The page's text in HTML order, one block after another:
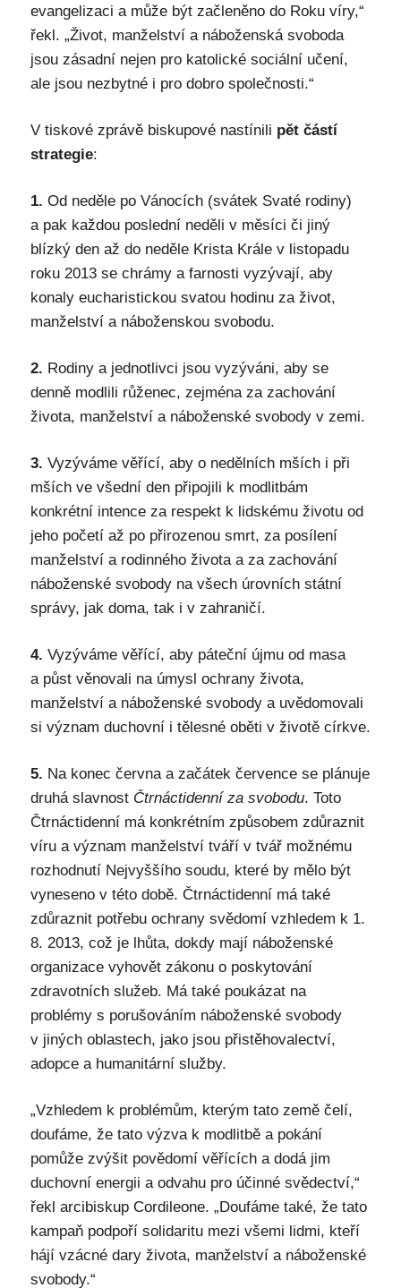
evangelizaci a může být začleněno do Roku víry,“
řekl. „Život, manželství a náboženská svoboda
jsou zásadní nejen pro katolické sociální učení,
ale jsou nezbytné i pro dobro společnosti.“
V tiskové zprávě biskupové nastínili pět částí
strategie:
1. Od neděle po Vánocích (svátek Svaté rodiny)
a pak každou poslední neděli v měsíci či jiný
blízký den až do neděle Krista Krále v listopadu
roku 2013 se chrámy a farnosti vyzývají, aby
konaly eucharistickou svatou hodinu za život,
manželství a náboženskou svobodu.
2. Rodiny a jednotlivci jsou vyzýváni, aby se
denně modlili růženec, zejména za zachování
života, manželství a náboženské svobody v zemi.
3. Vyzýváme věřící, aby o nedělních mších i při
mších ve všední den připojili k modlitbám
konkrétní intence za respekt k lidskému životu od
jeho početí až po přirozenou smrt, za posílení
manželství a rodinného života a za zachování
náboženské svobody na všech úrovních státní
správy, jak doma, tak i v zahraničí.
4. Vyzýváme věřící, aby páteční újmu od masa
a půst věnovali na úmysl ochrany života,
manželství a náboženské svobody a uvědomovali
si význam duchovní i tělesné oběti v životě církve.
5. Na konec června a začátek července se plánuje
druhá slavnost Čtrnáctidenní za svobodu. Toto
Čtrnáctidenní má konkrétním způsobem zdůraznit
víru a význam manželství tváří v tvář možnému
rozhodnutí Nejvyššího soudu, které by mělo být
vyneseno v této době. Čtrnáctidenní má také
zdůraznit potřebu ochrany svědomí vzhledem k 1.
8. 2013, což je lhůta, dokdy mají náboženské
organizace vyhovět zákonu o poskytování
zdravotních služeb. Má také poukázat na
problémy s porušováním náboženské svobody
v jiných oblastech, jako jsou přistěhovalectví,
adopce a humanitární služby.
„Vzhledem k problémům, kterým tato země čelí,
doufáme, že tato výzva k modlitbě a pokání
pomůže zvýšit povědomí věřících a dodá jim
duchovní energii a odvahu pro účinné svědectví,“
řekl arcibiskup Cordileone. „Doufáme také, že tato
kampaň podpoří solidaritu mezi všemi lidmi, kteří
hájí vzácné dary života, manželství a náboženské
svobody.“